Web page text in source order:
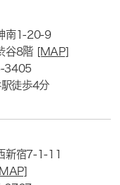
南1-20-9
谷8階 [MAP]
3405
徒歩4分
新宿7-1-11